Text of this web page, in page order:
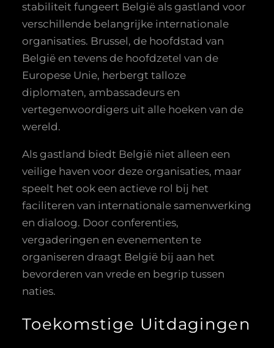
stabiliteit fungeert België als gastland voor
verschillende belangrijke internationale
organisaties. Brussel, de hoofdstad van
België en tevens de hoofdzetel van de
Europese Unie, herbergt talloze
diplomaten, ambassadeurs en
vertegenwoordigers uit alle hoeken van de
wereld.
Als gastland biedt België niet alleen een
veilige haven voor deze organisaties, maar
speelt het ook een actieve rol bij het
faciliteren van internationale samenwerking
en dialoog. Door conferenties,
vergaderingen en evenementen te
organiseren draagt België bij aan het
bevorderen van vrede en begrip tussen
naties.
Toekomstige Uitdagingen